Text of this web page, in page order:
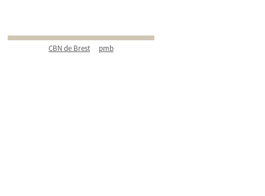
CBN de Brest pmb